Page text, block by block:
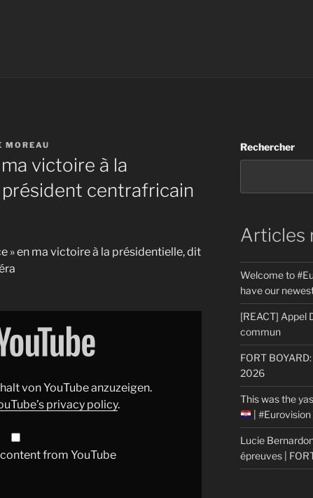
MOREAU
ma victoire à la
centrafricain
» en ma victoire à la présidentielle, dit
von YouTube anzuzeigen.
privacy policy.
from YouTube
Rechercher
Articles
Welcome to
have our
[REACT] Appel
commun
FORT
2026
This was the
|
Lucie
épreuves |